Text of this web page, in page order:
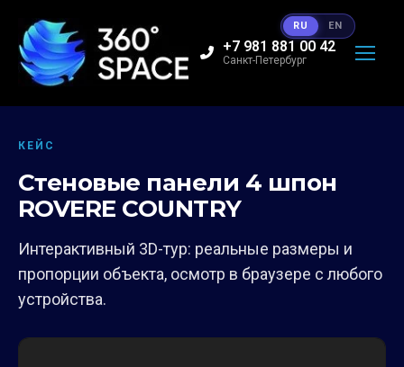
+7 981 881 00 42
Санкт-Петербург
КЕЙС
Стеновые панели 4 шпон
ROVERE COUNTRY
Интерактивный 3D-тур: реальные размеры и
пропорции объекта, осмотр в браузере с любого
устройства.
RU EN